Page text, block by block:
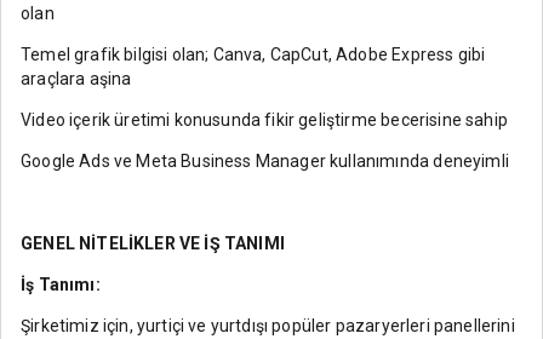
olan
Temel grafik bilgisi olan; Canva, CapCut, Adobe Express gibi
araçlara aşina
Video içerik üretimi konusunda fikir geliştirme becerisine sahip
Google Ads ve Meta Business Manager kullanımında deneyimli
GENEL NİTELİKLER VE İŞ TANIMI
İş Tanımı:
Şirketimiz için, yurtiçi ve yurtdışı popüler pazaryerleri panellerini